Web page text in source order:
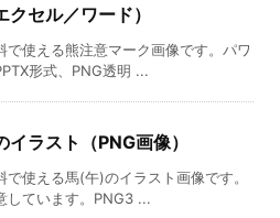
クセル／ワード）
で使える熊注意マーク画像です。パワ
形式、PNG透明 ...
イラスト（PNG画像）
で使える馬(午)のイラスト画像です。
しています。PNG3 ...